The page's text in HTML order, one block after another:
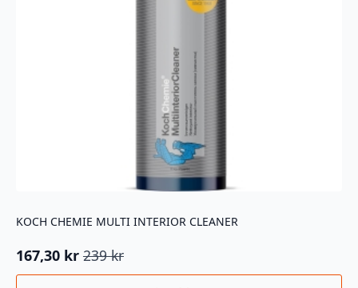
KOCH CHEMIE MULTI INTERIOR CLEANER
239kr
Opprinnelig
pris
167,30 kr
Nåværende
pris